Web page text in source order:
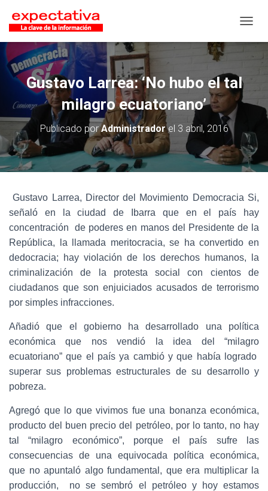
Gustavo Larrea: ‘No hubo el tal
milagro ecuatoriano’
Publicado porAdministradorel 3 abril, 2016
Gustavo Larrea, Director del Movimiento Democracia Si,
señaló en la ciudad de Ibarra que en el país hay
concentración de poderes en manos del Presidente de la
República, la llamada meritocracia, se ha convertido en
dedocracia; hay violación de los derechos humanos, la
criminalización de la protesta social con cientos de
ciudadanos que son enjuiciados acusados de terrorismo
por simples infracciones.
Añadió que el gobierno ha desarrollado una política
económica que nos vendió la idea del “milagro
ecuatoriano” que el país ya cambió y que había logrado
superar sus problemas estructurales de su desarrollo y
pobreza.
Agregó que lo que vivimos fue una bonanza económica,
producto del buen precio del petróleo, por lo tanto, no hay
tal “milagro económico”, porque el país sufre las
consecuencias de una equivocada política económica,
que no apuntaló algo fundamental, que era multiplicar la
producción, no se sembró el petróleo y hoy estamos